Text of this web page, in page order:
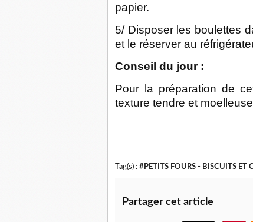
papier.
5/ Disposer les boulettes
et le réserver au
Conseil du jour :
Pour la préparation de
texture tendre et
Tag(s) : #PETITS FOURS - BISCUITS ET
Partager cet article